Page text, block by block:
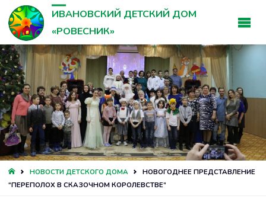
ИВАНОВСКИЙ ДЕТСКИЙ ДОМ
«РОВЕСНИК»
ГЛАВНАЯ
НОВОСТИ ДЕТСКОГО ДОМА
НОВОГОДНЕЕ ПРЕДСТАВЛЕНИЕ
“ПЕРЕПОЛОХ В СКАЗОЧНОМ КОРОЛЕВСТВЕ”